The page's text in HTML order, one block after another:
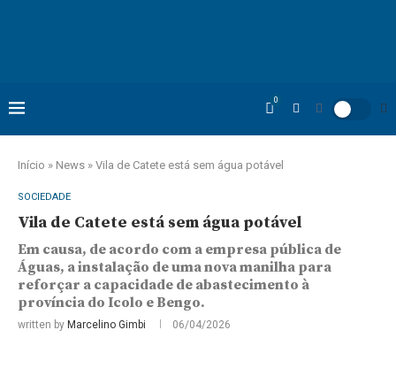
0
Início » News » Vila de Catete está sem água potável
SOCIEDADE
Vila de Catete está sem água potável
Em causa, de acordo com a empresa pública de
Águas, a instalação de uma nova manilha para
reforçar a capacidade de abastecimento à
província do Icolo e Bengo.
written by Marcelino Gimbi 06/04/2026